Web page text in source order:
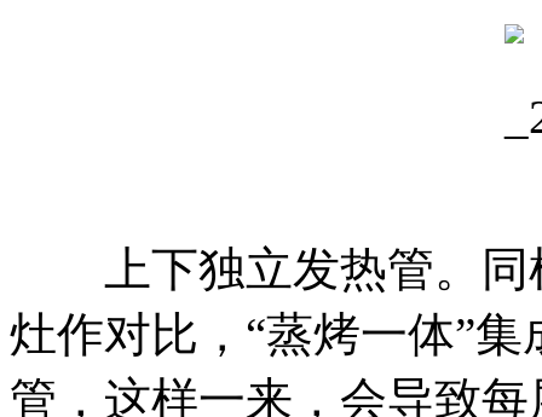
上下独立发热管。同
灶作对比，“蒸烤一体”
管，这样一来，会导致